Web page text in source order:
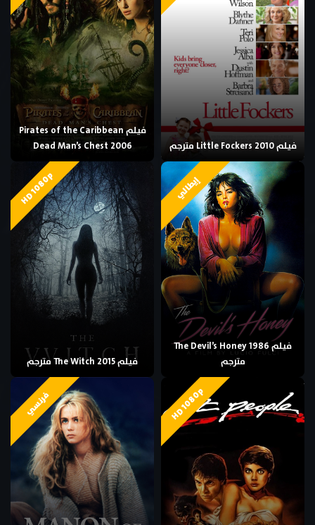
فيلم Little Fockers 2010 مترجم
فيلم Pirates of the Caribbean
Dead Man’s Chest 2006
إيطالي
فيلم The Devil’s Honey 1986
مترجم
HD 1080p
فيلم The Witch 2015 مترجم
HD 1080p فرنسي